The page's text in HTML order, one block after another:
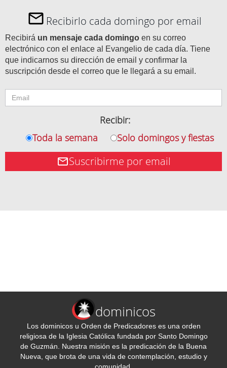
Recibirlo cada domingo por email
Recibirá un mensaje cada domingo en su correo
electrónico con el enlace al Evangelio de cada día. Tiene
que indicarnos su dirección de email y confirmar la
suscripción desde el correo que le llegará a su email.
Recibir:
Toda la semana
Solo domingos y fiestas
Suscribirme por email
dominicos
Los dominicos u Orden de Predicadores es una orden
religiosa de la Iglesia Católica fundada por Santo Domingo
de Guzmán. Nuestra misión es la predicación de la Buena
Nueva, que brota de una vida de contemplación, estudio y